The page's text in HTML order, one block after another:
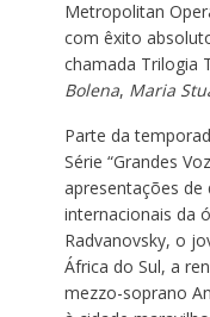
Metropolitan
com êxito
chamada Trilogia
Bolena, Maria
Parte da
Série “Grandes
apresentações de
internacionais da
Radvanovsky, o
África do Sul, a
mezzo-soprano